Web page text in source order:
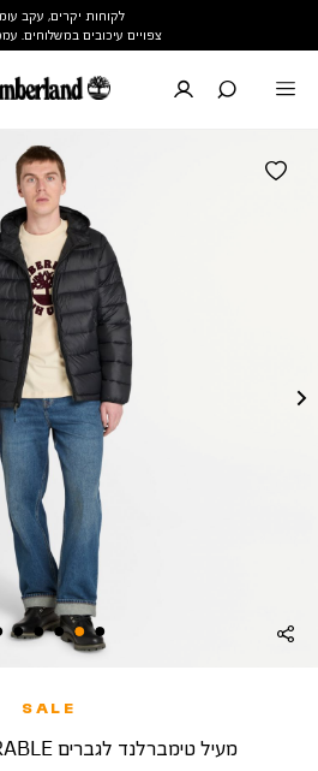
לקוחות יקרים, עקב
צפויים עיכובים במשלוחים.
SALE
מעיל טימברלנד לגברים GARFIELD DURABLE